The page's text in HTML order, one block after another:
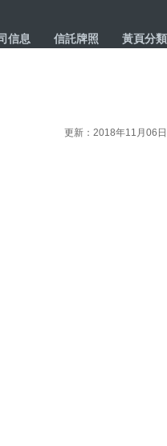
信息 信託牌照 黃頁分類
更新：2018年11月06日